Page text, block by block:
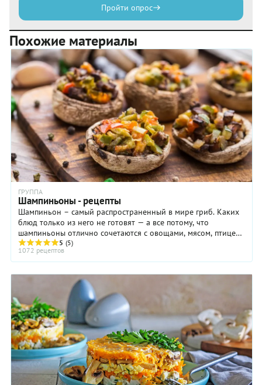
Пройти опрос
Похожие материалы
ГРУППА
Шампиньоны - рецепты
Шампиньон – самый распространенный в мире гриб. Каких
блюд только из него не готовят — а все потому, что
шампиньоны отлично сочетаются с овощами, мясом, птицей,
рыбой. Шампиньоны жарят, тушат, ...
5 (5)
1072 рецептов